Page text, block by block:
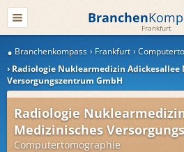
Branchen
Frankfurt
Branchenkompass Frankfurt
Radiologie Nuklearmedizin Adickesallee
Versorgungszentrum GmbH
Radiologie
Medizinisches
Computertomographie